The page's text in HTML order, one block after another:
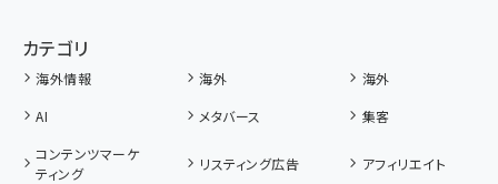
カテゴリ
海外情報 海外
海外
AI
メタバース
集客
コンテンツマーケ
ティング
リスティング広告 アフィリエイト